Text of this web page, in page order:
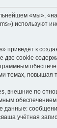
«мы»,
к
cookie
темах,
внешние по
учётная